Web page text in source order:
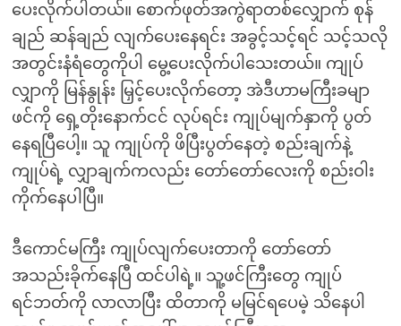
ပေးလိုက်ပါတယ်။ စောက်ဖုတ်အကွဲရာတစ်လျှောက် စုန်
ချည် ဆန်ချည် လျက်ပေးနေရင်း အခွင့်သင့်ရင် သင့်သလို
အတွင်းနံရံတွေကိုပါ မွေ့ပေးလိုက်ပါသေးတယ်။ ကျုပ်
လျှာကို မြန်နွုန်း မြှင့်ပေးလိုက်တော့ အဲဒီဟာမကြီးခမျာ
ဖင်ကို ရှေ့တိုးနောက်ငင် လုပ်ရင်း ကျုပ်မျက်နှာကို ပွတ်
နေရပြီပေါ့။ သူ ကျုပ်ကို ဖိပြီးပွတ်နေတဲ့ စည်းချက်နဲ့
ကျုပ်ရဲ့ လျှာချက်ကလည်း တော်တော်လေးကို စည်းဝါး
ကိုက်နေပါပြီ။
ဒီကောင်မကြီး ကျုပ်လျက်ပေးတာကို တော်တော်
အသည်းခိုက်နေပြီ ထင်ပါရဲ့။ သူ့ဖင်ကြီးတွေ ကျုပ်
ရင်ဘတ်ကို လာလာပြီး ထိတာကို မမြင်ရပေမဲ့ သိနေပါ